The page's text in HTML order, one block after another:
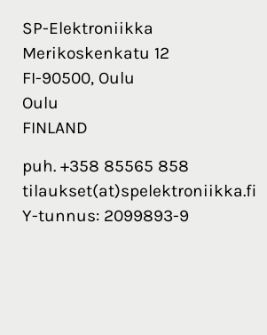
SP-Elektroniikka
Merikoskenkatu 12
FI-90500, Oulu
Oulu
FINLAND
puh. +358 85565 858
tilaukset(at)spelektroniikka.fi
Y-tunnus: 2099893-9